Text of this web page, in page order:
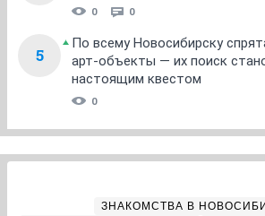
0 0
5
По всему Новосибирску
арт-объекты — их поиск
настоящим квестом
0
ЗНАКОМСТВА В